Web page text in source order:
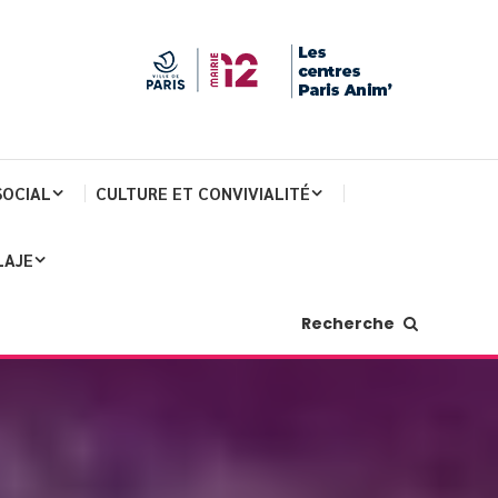
CULTURE ET CONVIVIALITÉ
Recherche